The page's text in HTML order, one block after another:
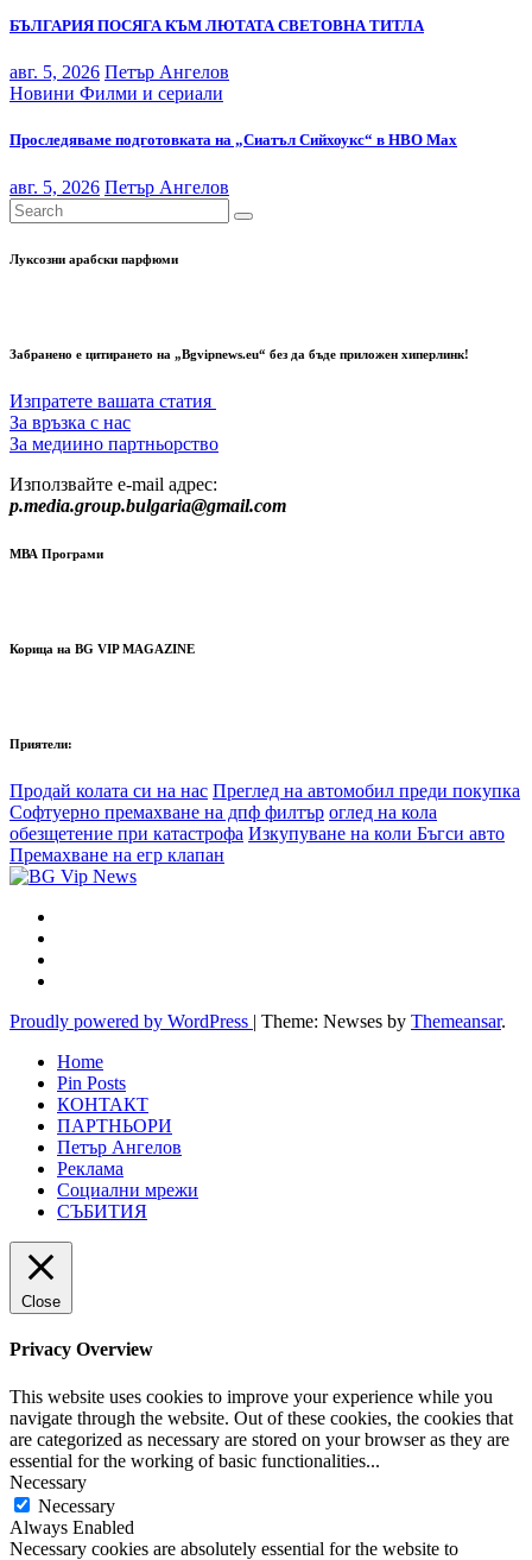
БЪЛГАРИЯ ПОСЯГА КЪМ ЛЮТАТА СВЕТОВНА ТИТЛА
авг. 5, 2026 Петър Ангелов
Новини Филми и сериали
Проследяваме подготовката на „Сиатъл Сийхоукс“ в HBO Max
авг. 5, 2026 Петър Ангелов
Луксозни арабски парфюми
Забранено е цитирането на „Bgvipnews.eu“ без да бъде приложен хиперлинк!
Изпратете вашата статия
За връзка с нас
За медиино партньорство
Използвайте e-mail адрес:
p.media.group.bulgaria@gmail.com
МВА Програми
Корица на BG VIP MAGAZINE
Приятели:
Продай колата си на нас Преглед на автомобил преди покупка
Софтуерно премахване на дпф филтър оглед на кола
обезщетение при катастрофа Изкупуване на коли Бъгси авто
Премахване на егр клапан
Proudly powered by WordPress | Theme: Newses by Themeansar.
Home
Pin Posts
КОНТАКТ
ПАРТНЬОРИ
Петър Ангелов
Реклама
Социални мрежи
СЪБИТИЯ
Close
Privacy Overview
This website uses cookies to improve your experience while you
navigate through the website. Out of these cookies, the cookies that
are categorized as necessary are stored on your browser as they are
essential for the working of basic functionalities...
Necessary
Necessary
Always Enabled
Necessary cookies are absolutely essential for the website to